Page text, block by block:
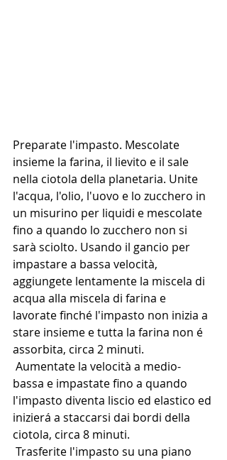
Preparate l'impasto. Mescolate
insieme la farina, il lievito e il sale
nella ciotola della planetaria. Unite
l'acqua, l'olio, l'uovo e lo zucchero in
un misurino per liquidi e mescolate
fino a quando lo zucchero non si
sarà sciolto. Usando il gancio per
impastare a bassa velocità,
aggiungete lentamente la miscela di
acqua alla miscela di farina e
lavorate finché l'impasto non inizia a
stare insieme e tutta la farina non é
assorbita, circa 2 minuti.
bassa e impastate fino a quando
l'impasto diventa liscio ed elastico ed
inizierá a staccarsi dai bordi della
ciotola, circa 8 minuti.